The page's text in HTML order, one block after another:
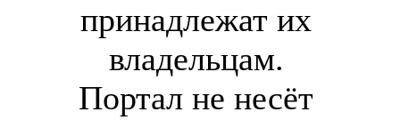
принадлежат их
владельцам.
Портал не несёт